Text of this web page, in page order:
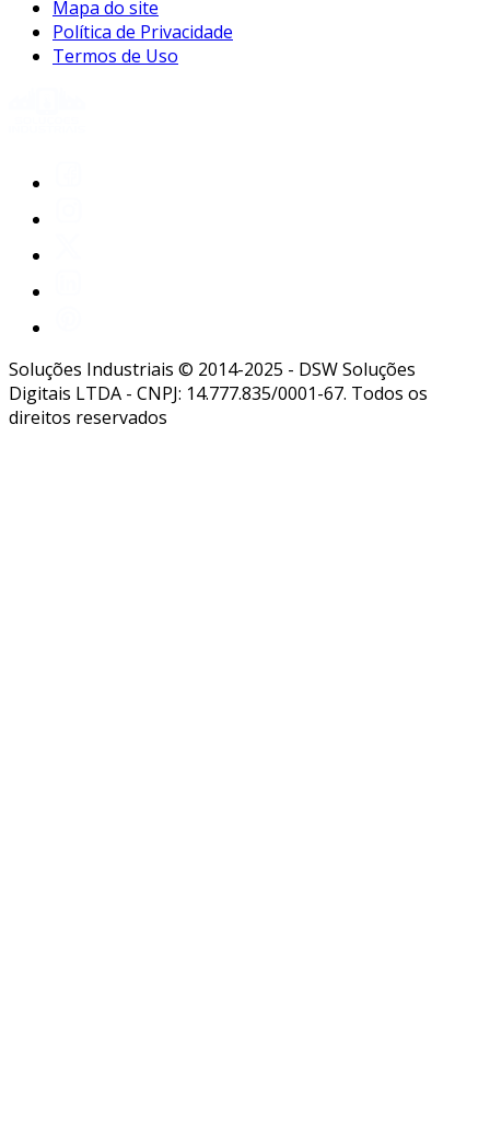
Mapa do site
Política de Privacidade
Termos de Uso
Soluções Industriais © 2014-2025 - DSW Soluções
Digitais LTDA - CNPJ: 14.777.835/0001-67. Todos os
direitos reservados